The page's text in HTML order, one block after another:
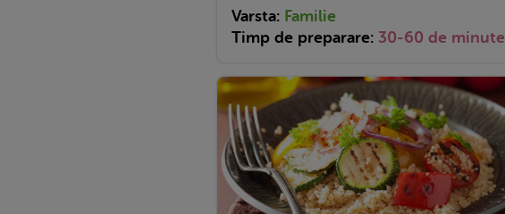
Varsta: Familie
Timp de preparare: 30-60 de minute